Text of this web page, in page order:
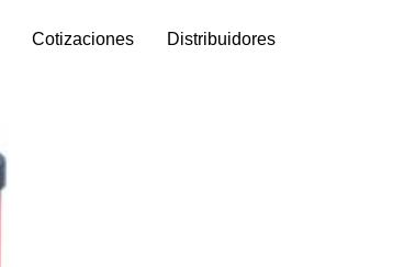
Cotizaciones Distribuidores